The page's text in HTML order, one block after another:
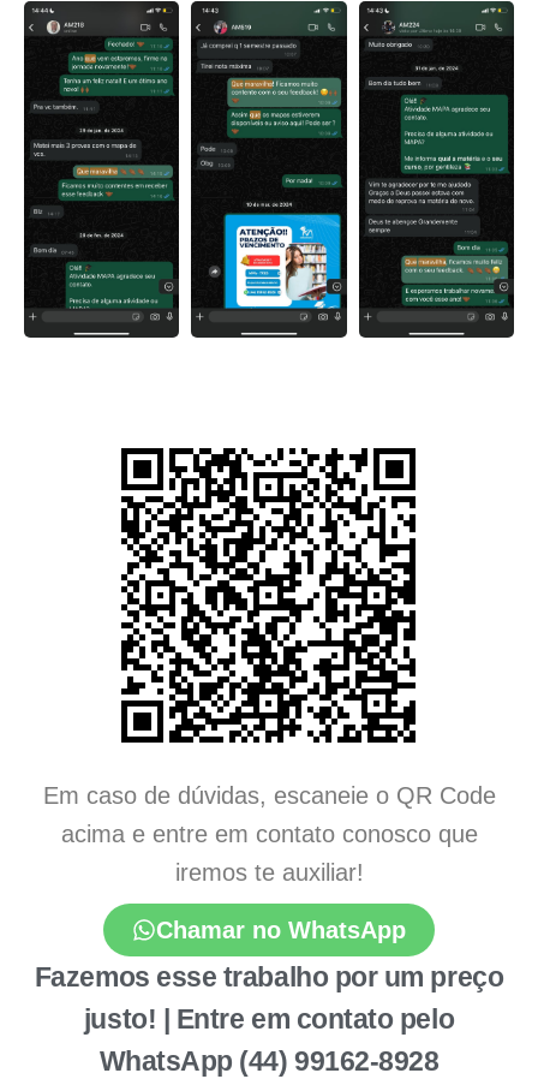
Em caso de dúvidas, escaneie o QR Code
acima e entre em contato conosco que
iremos te auxiliar!
Chamar no WhatsApp
Fazemos esse trabalho por um preço
justo! | Entre em contato pelo
WhatsApp (44) 99162-8928